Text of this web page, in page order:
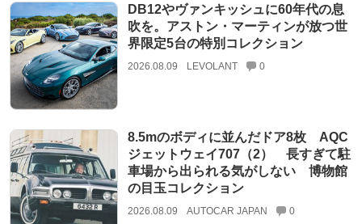
DB12やヴァンキッシュに60年代の息
吹を。アストン・マーティンが放つ世
界限定5台の特別コレクション
2026.08.09 LEVOLANT 0
8.5mのボディに並んだドア8枚 AQC
ジェットウェイ707（2） 長すぎて駐
車場から出られる気がしない 博物館
の目玉コレクション
2026.08.09 AUTOCAR JAPAN 0